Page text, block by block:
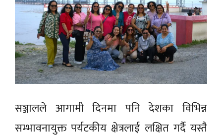
सञ्जालले आगामी दिनमा पनि देशका विभिन्न
सम्भावनायुक्त पर्यटकीय क्षेत्रलाई लक्षित गर्दै यस्तै